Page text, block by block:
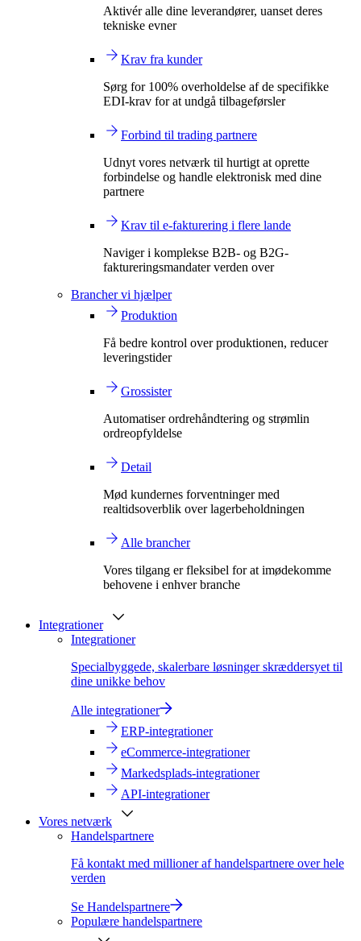
Aktivér alle dine leverandører, uanset deres
tekniske evner
Krav fra kunder
Sørg for 100% overholdelse af de specifikke
EDI-krav for at undgå tilbageførsler
Forbind til trading partnere
Udnyt vores netværk til hurtigt at oprette
forbindelse og handle elektronisk med dine
partnere
Krav til e-fakturering i flere lande
Naviger i komplekse B2B- og B2G-
faktureringsmandater verden over
Brancher vi hjælper
Produktion
Få bedre kontrol over produktionen, reducer
leveringstider
Grossister
Automatiser ordrehåndtering og strømlin
ordreopfyldelse
Detail
Mød kundernes forventninger med
realtidsoverblik over lagerbeholdningen
Alle brancher
Vores tilgang er fleksibel for at imødekomme
behovene i enhver branche
Integrationer
Integrationer
Specialbyggede, skalerbare løsninger skræddersyet til
dine unikke behov
Alle integrationer
ERP-integrationer
eCommerce-integrationer
Markedsplads-integrationer
API-integrationer
Vores netværk
Handelspartnere
Få kontakt med millioner af handelspartnere over hele
verden
Se Handelspartnere
Populære handelspartnere